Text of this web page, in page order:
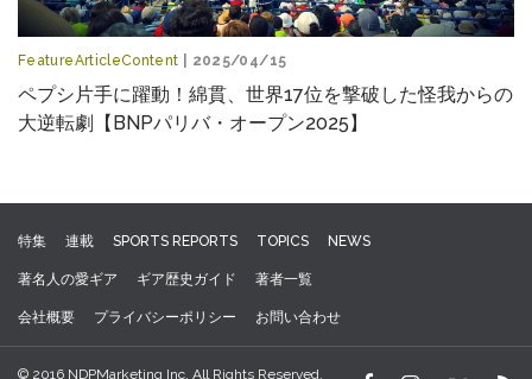
FeatureArticleContent | 2025/04/15
ペプシ片手に躍動！綿貫、世界17位を撃破した怪我からの
大逆転劇【BNPパリバ・オープン2025】
特集 連載 SPORTS REPORTS TOPICS NEWS
著名人の愛ギア ギア歴史ガイド 著者一覧
会社概要 プライバシーポリシー お問い合わせ
© 2016 NDPMarketing Inc. All Rights Reserved.